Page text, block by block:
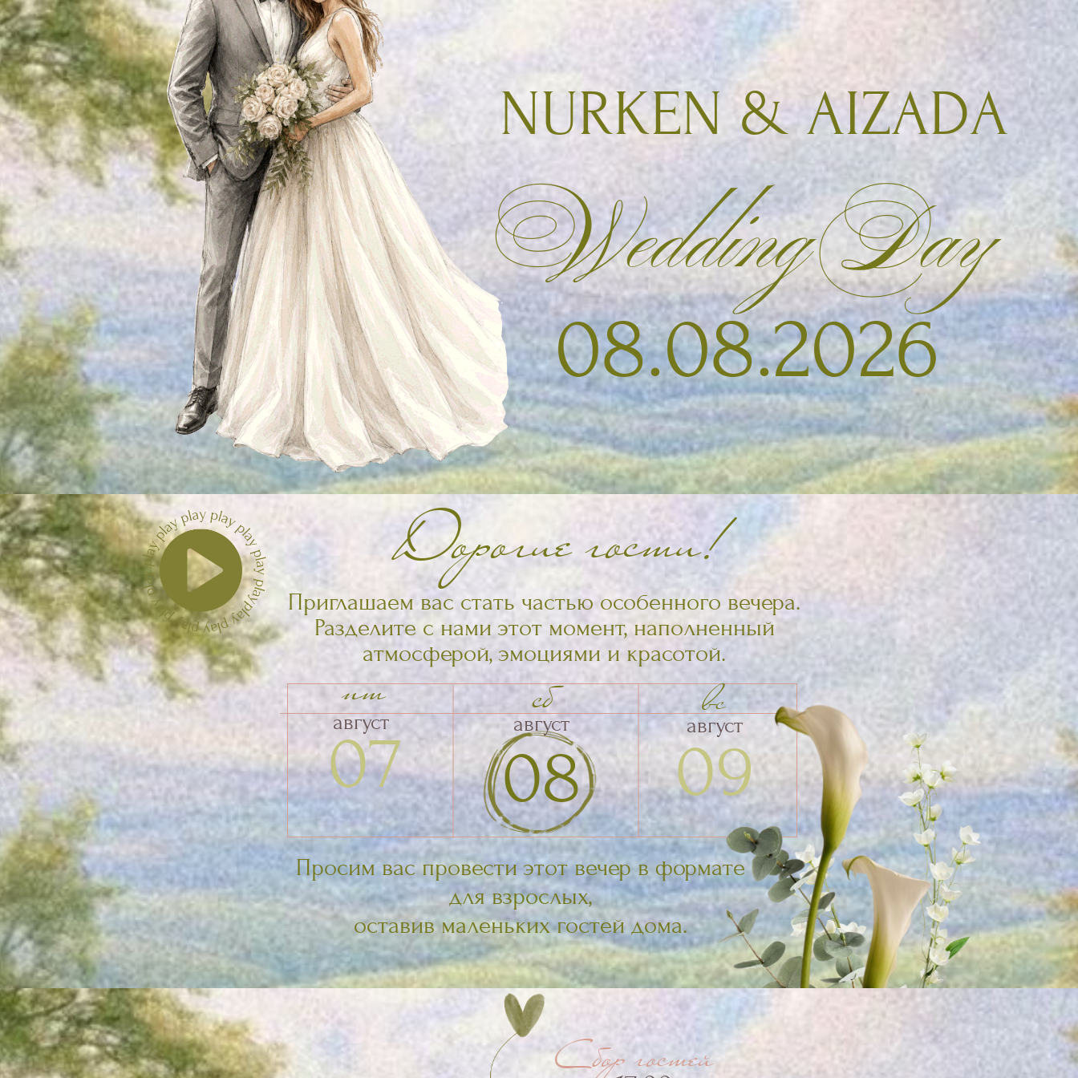
08.08.2026
Wedding Day
NURKEN & AIZADA
Просим вас провести этот вечер в формате
для взрослых,
оставив маленьких гостей дома.
Приглашаем вас стать частью особенного вечера.
Разделите с нами этот момент, наполненный
атмосферой, эмоциями и красотой.
Дорогие гости!
сб
09
08
07
вс
пт
август август август
Сбор гостей